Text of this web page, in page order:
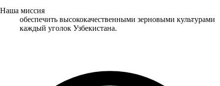
Наша миссия
обеспечить высококачественными зерновыми культурами
каждый уголок Узбекистана.